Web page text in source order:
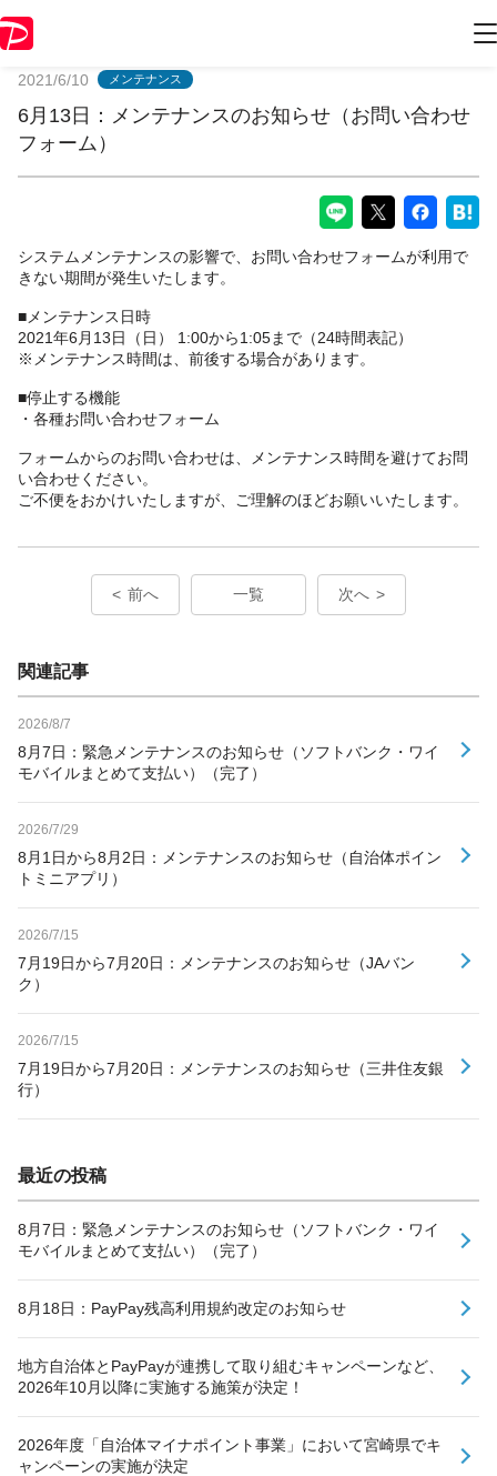
2021/6/10 メンテナンス
6月13日：メンテナンスのお知らせ（お問い合わせ
フォーム）
システムメンテナンスの影響で、お問い合わせフォームが利用で
きない期間が発生いたします。
■メンテナンス日時
2021年6月13日（日） 1:00から1:05まで（24時間表記）
※メンテナンス時間は、前後する場合があります。
■停止する機能
・各種お問い合わせフォーム
フォームからのお問い合わせは、メンテナンス時間を避けてお問
い合わせください。
ご不便をおかけいたしますが、ご理解のほどお願いいたします。
前へ 一覧 次へ
関連記事
2026/8/7
8月7日：緊急メンテナンスのお知らせ（ソフトバンク・ワイ
モバイルまとめて支払い）（完了）
2026/7/29
8月1日から8月2日：メンテナンスのお知らせ（自治体ポイン
トミニアプリ）
2026/7/15
7月19日から7月20日：メンテナンスのお知らせ（JAバン
ク）
2026/7/15
7月19日から7月20日：メンテナンスのお知らせ（三井住友銀
行）
最近の投稿
8月7日：緊急メンテナンスのお知らせ（ソフトバンク・ワイ
モバイルまとめて支払い）（完了）
8月18日：PayPay残高利用規約改定のお知らせ
地方自治体とPayPayが連携して取り組むキャンペーンなど、
2026年10月以降に実施する施策が決定！
2026年度「自治体マイナポイント事業」において宮崎県でキ
ャンペーンの実施が決定